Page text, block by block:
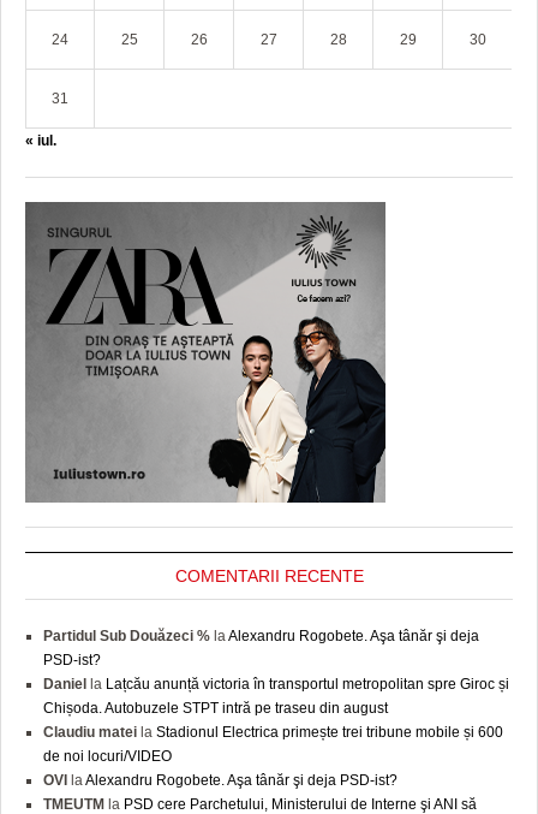
24 25 26 27 28 29 30
31
« iul.
COMENTARII RECENTE
Partidul Sub Douăzeci % la Alexandru Rogobete. Aşa tânăr şi deja
PSD-ist?
Daniel la Lațcău anunță victoria în transportul metropolitan spre Giroc și
Chișoda. Autobuzele STPT intră pe traseu din august
Claudiu matei la Stadionul Electrica primește trei tribune mobile și 600
de noi locuri/VIDEO
OVI la Alexandru Rogobete. Aşa tânăr şi deja PSD-ist?
TMEUTM la PSD cere Parchetului, Ministerului de Interne şi ANI să